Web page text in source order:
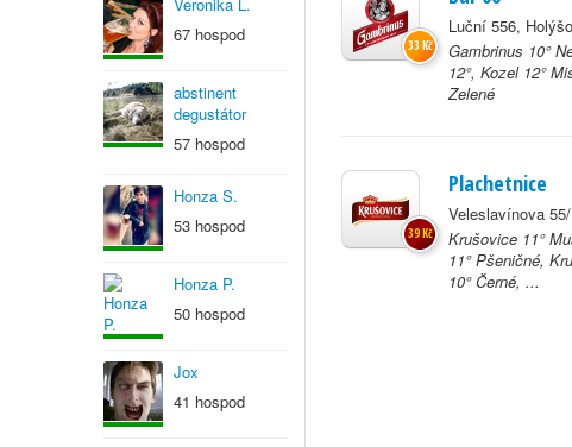
67 hospod
abstinent
degustátor
57 hospod
Honza S.
53 hospod
Honza P.
50 hospod
Jox
41 hospod
Luční 556,
Gambrinus 10°
12°, Kozel 12°
Zelené
33 Kč
Plachetnice
Veleslavínova
Krušovice 11°
11° Pšeničné,
10° Černé, ...
39 Kč